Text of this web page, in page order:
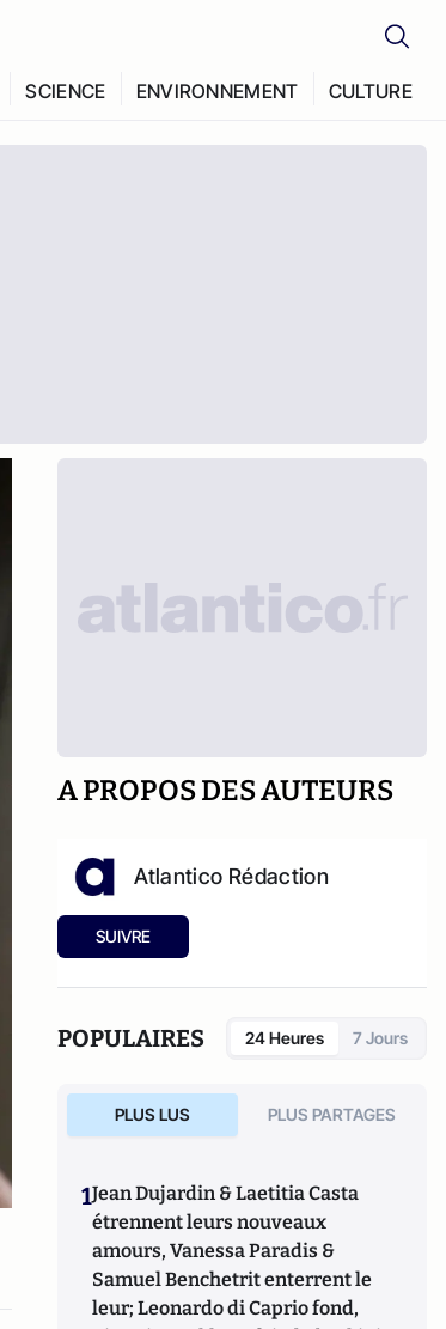
SCIENCE ENVIRONNEMENT CULTURE
A PROPOS DES AUTEURS
Atlantico Rédaction
SUIVRE
POPULAIRES 24 Heures 7 Jours
PLUS LUS PLUS PARTAGES
1Jean Dujardin & Laetitia Casta
étrennent leurs nouveaux
amours, Vanessa Paradis &
Samuel Benchetrit enterrent le
leur; Leonardo di Caprio fond,